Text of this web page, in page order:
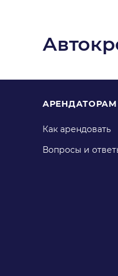
АРЕНДАТОРАМ
Как арендовать
Вопросы и